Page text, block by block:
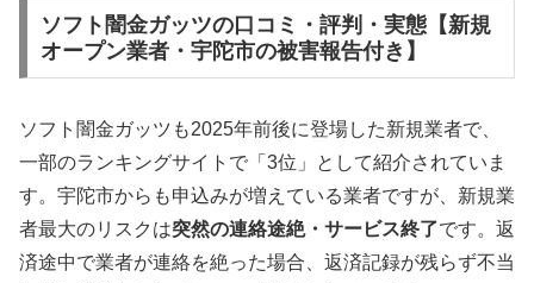
ソフト闇金ガッツの口コミ・評判・実態【新規
オープン業者・宇陀市の被害報告付き】
ソフト闇金ガッツも2025年前後に登場した新規業者で、
一部のランキングサイトで「3位」として紹介されていま
す。宇陀市からも申込みが増えている業者ですが、新規業
者最大のリスクは突然の連絡途絶・サービス終了です。返
済途中で業者が連絡を絶った場合、返済記録が残らず不当